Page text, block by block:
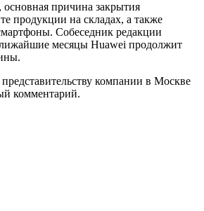
причина закрытия
продукции на складах, а также
Собеседник редакции
месяцы Huawei продолжит
компании в Москве
комментарий.